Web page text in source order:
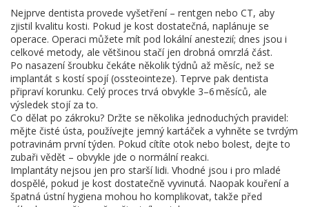
Nejprve dentista provede vyšetření – rentgen nebo CT, aby
zjistil kvalitu kosti. Pokud je kost dostatečná, naplánuje se
operace. Operaci můžete mít pod lokální anestezií; dnes jsou i
celkové metody, ale většinou stačí jen drobná omrzlá část.
Po nasazení šroubku čekáte několik týdnů až měsíc, než se
implantát s kostí spojí (ossteointeze). Teprve pak dentista
připraví korunku. Celý proces trvá obvykle 3–6 měsíců, ale
výsledek stojí za to.
Co dělat po zákroku? Držte se několika jednoduchých pravidel:
mějte čisté ústa, používejte jemný kartáček a vyhněte se tvrdým
potravinám první týden. Pokud cítíte otok nebo bolest, dejte to
zubaři vědět – obvykle jde o normální reakci.
Implantáty nejsou jen pro starší lidi. Vhodné jsou i pro mladé
dospělé, pokud je kost dostatečně vyvinutá. Naopak kouření a
špatná ústní hygiena mohou ho komplikovat, takže před